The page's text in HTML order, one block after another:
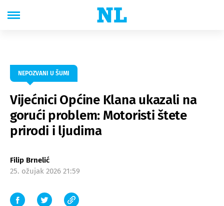
NEPOZVANI U ŠUMI
Vijećnici Općine Klana ukazali na
gorući problem: Motoristi štete
prirodi i ljudima
Filip Brnelić
25. ožujak 2026 21:59